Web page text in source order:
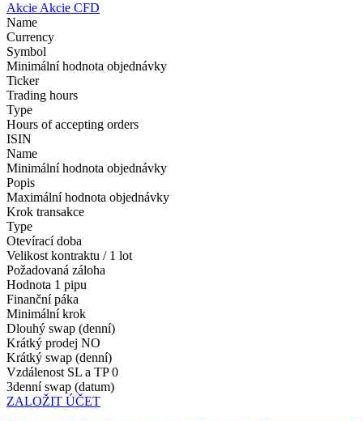
Akcie Akcie CFD
Name
Currency
Symbol
Minimální hodnota objednávky
Ticker
Trading hours
Type
Hours of accepting orders
ISIN
Name
Minimální hodnota objednávky
Popis
Maximální hodnota objednávky
Krok transakce
Type
Otevírací doba
Velikost kontraktu / 1 lot
Požadovaná záloha
Hodnota 1 pipu
Finanční páka
Minimální krok
Dlouhý swap (denní)
Krátký prodej NO
Krátký swap (denní)
Vzdálenost SL a TP 0
3denní swap (datum)
ZALOŽIT ÚČET